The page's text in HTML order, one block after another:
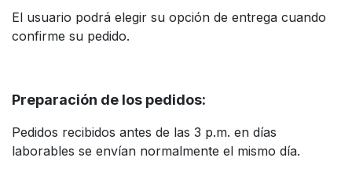
El usuario podrá elegir su opción de entrega cuando
confirme su pedido.
Preparación de los pedidos:
Pedidos recibidos antes de las 3 p.m. en días
laborables se envían normalmente el mismo día.